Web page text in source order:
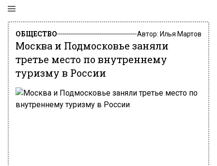
ОБЩЕСТВО Автор: Илья Мартов
Москва и Подмосковье заняли
третье место по внутреннему
туризму в России